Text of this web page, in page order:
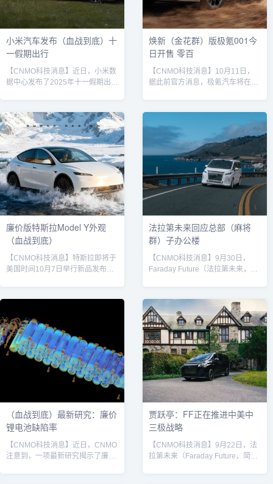
出。然而令人惊叹的是，车辆A
柱、B柱依然保持完整结构，...
小米汽车发布（血战到底）十
一假期出行
【CNMO科技消息】近日，小米数
据中心发布了2025年十一假期出行
期内累计行驶里程超过2.61亿公
里，单车最长行驶里程达8,680.9
公里，车主足迹遍布全国368个城
市，最北抵达大兴安岭地区，最南
到达三亚市，最西延伸至喀什地
区，最东覆盖至佳木斯市。此次假
期出行的高活跃度，得益于节前推
送的秋季大版本更新，为智能座舱
带来了多项新功能，显著...
焕新（金花群）版极氪001今
日开售 零百
【CNMO科技消息】10月11日，
据此前官方消息，极氪汽车将在今
能、智能驾驶、底盘操控及座舱体
验方面实现全方位升级。此次焕新
核心之一是全系标配900V全栈高
压平台，显著提升车辆性能与充电
效率。同时，焕新版极氪001双电
机系统综合功率高达680kW，最大
马力达925匹。四驱版车型零百加
廉价版特斯拉Model Y外观
（血战到底）
【CNMO科技消息】特斯拉即将于
美国时间10月7日举行新品发布
节，但实车无伪装照片、官网源代
码及配置信息已曝光，引发市场高
度关注。据披露，新车将定名为
“Model Y 标准款”，是特斯拉目前
售价最低的SUV车型，目标市场为
20万至30万元人民币区间。北...
法拉第未来回应总部（麻将
群）子办公楼
【CNMO科技消息】9月30日，
Faraday Future（法拉第未来，简
间9月28日凌晨发生火灾。公司表
示，事故未造成人员伤亡，目前总
部运营正常，已联合相关部门展开
起火原因调查。据FF通报，起火点
为楼内停放的一台FF 91展车。火
灾导致该办公楼墙面出现轻微损
伤，但玻璃结构保持完整，未发生
破裂或坍塌。车辆方面，整车结构
维持完整，轮胎、...
（血战到底）最新研究：廉价
锂电池缺陷率
【CNMO科技消息】近日，CNMO
注意到，一项最新研究揭示了廉价
贾跃亭：FF正在推进中美中
三极战略
【CNMO科技消息】9月22日，法
拉第未来（Faraday Future，简称